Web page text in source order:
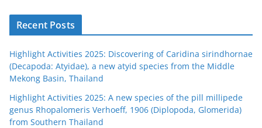
Recent Posts
Highlight Activities 2025: Discovering of Caridina sirindhornae
(Decapoda: Atyidae), a new atyid species from the Middle
Mekong Basin, Thailand
Highlight Activities 2025: A new species of the pill millipede
genus Rhopalomeris Verhoeff, 1906 (Diplopoda, Glomerida)
from Southern Thailand